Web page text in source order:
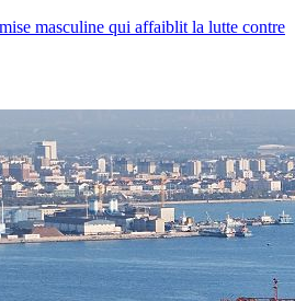
masculine qui affaiblit la lutte contre